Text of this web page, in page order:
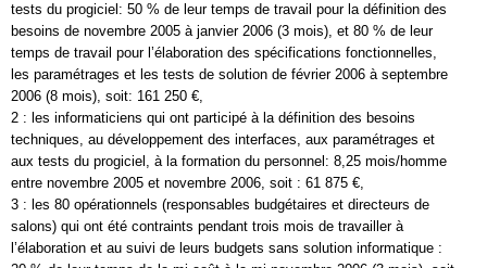
tests du progiciel: 50 % de leur temps de travail pour la définition des
besoins de novembre 2005 à janvier 2006 (3 mois), et 80 % de leur
temps de travail pour l’élaboration des spécifications fonctionnelles,
les paramétrages et les tests de solution de février 2006 à septembre
2006 (8 mois), soit: 161 250 €,
2 : les informaticiens qui ont participé à la définition des besoins
techniques, au développement des interfaces, aux paramétrages et
aux tests du progiciel, à la formation du personnel: 8,25 mois/homme
entre novembre 2005 et novembre 2006, soit : 61 875 €,
3 : les 80 opérationnels (responsables budgétaires et directeurs de
salons) qui ont été contraints pendant trois mois de travailler à
l’élaboration et au suivi de leurs budgets sans solution informatique :